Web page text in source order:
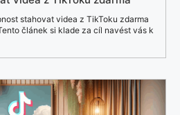
stahovat videa z TikToku zdarma
článek si klade za cíl navést vás k